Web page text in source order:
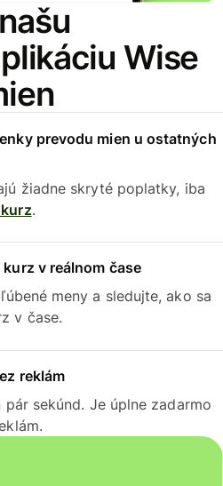
Wise
prevodu mien u ostatných
žiadne skryté poplatky, iba
.
v reálnom čase
meny a sledujte, ako sa
v čase.
reklám
sekúnd. Je úplne zadarmo